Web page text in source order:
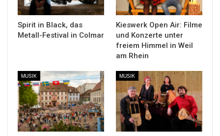
Spirit in Black, das
Metall-Festival in Colmar
Kieswerk Open Air: Filme
und Konzerte unter
freiem Himmel in Weil
am Rhein
MUSIK MUSIK